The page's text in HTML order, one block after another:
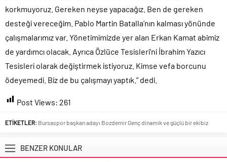
korkmuyoruz. Gereken neyse yapacağız. Ben de gereken
desteği vereceğim. Pablo Martin Batalla’nın kalması yönünde
çalışmalarımız var. Yönetimimizde yer alan Erkan Kamat abimiz
de yardımcı olacak. Ayrıca Özlüce Tesisleri’ni İbrahim Yazıcı
Tesisleri olarak değiştirmek istiyoruz. Kimse vefa borcunu
ödeyemedi. Biz de bu çalışmayı yaptık.” dedi.
Post Views: 261
ETİKETLER: Bursaspor başkan adayı Bozdemir Genç dinamik ve güçlü bir ekibiz
BENZER KONULAR